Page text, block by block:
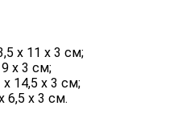
х 11 х 3 см;
х 3 см;
14,5 х 3 см;
6,5 х 3 см.